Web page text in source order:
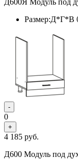
Размер:Д*Г*В
-
0
+
4 185 руб.
Д600 Модуль под